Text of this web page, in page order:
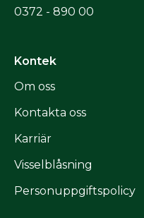
0372 - 890 00
Kontek
Om oss
Kontakta oss
Karriär
Visselblåsning
Personuppgiftspolicy